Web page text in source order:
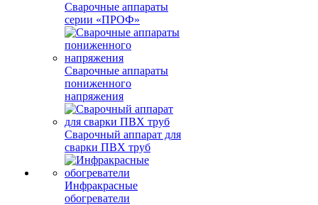
Сварочные аппараты
серии «ПРОФ»
Сварочные аппараты
пониженного
напряжения
Сварочный аппарат для
сварки ПВХ труб
Инфракрасные
обогреватели